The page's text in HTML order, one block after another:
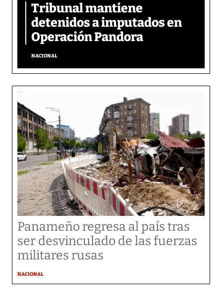
Tribunal mantiene
detenidos a imputados en
Operación Pandora
NACIONAL
Panameño regresa al país tras
ser desvinculado de las fuerzas
militares rusas
NACIONAL